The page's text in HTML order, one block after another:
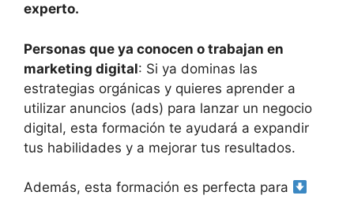
experto.
Personas que ya conocen o trabajan en
marketing digital: Si ya dominas las
estrategias orgánicas y quieres aprender a
utilizar anuncios (ads) para lanzar un negocio
digital, esta formación te ayudará a expandir
tus habilidades y a mejorar tus resultados.
Además, esta formación es perfecta para